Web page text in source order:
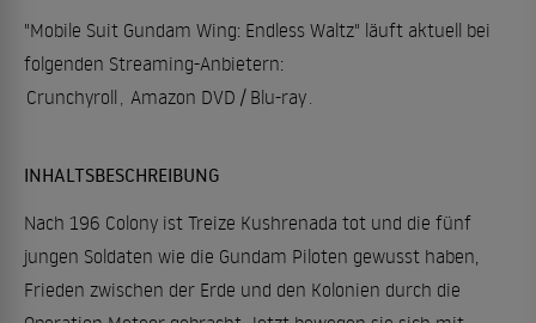
"Mobile Suit Gundam Wing: Endless Waltz" läuft aktuell bei
folgenden Streaming-Anbietern:
Crunchyroll
Amazon DVD / Blu-ray
INHALTSBESCHREIBUNG
Nach 196 Colony ist Treize Kushrenada tot und die fünf
jungen Soldaten wie die Gundam Piloten gewusst haben,
Frieden zwischen der Erde und den Kolonien durch die